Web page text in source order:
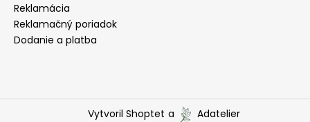
Reklamácia
Reklamačný poriadok
Dodanie a platba
Vytvoril Shoptet a
Adatelier